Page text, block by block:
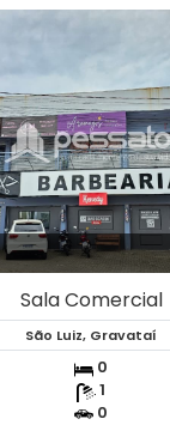
Sala Comercial
São Luiz, Gravataí
0
1
0